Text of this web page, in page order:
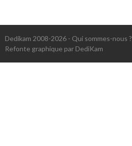
Dedikam 2008-2026 - Qui sommes-nous ?
Refonte graphique par DediKam